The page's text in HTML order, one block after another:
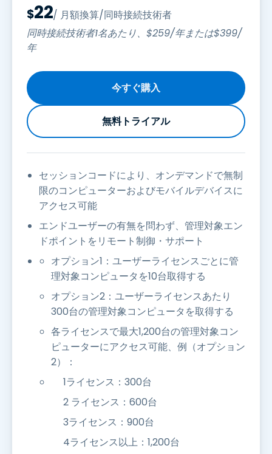
$22/ 月額換算/同時接続技術者
同時接続技術者1名あたり、 $259/年または$399/
年
今すぐ購入
無料トライアル
セッションコードにより、オンデマンドで無制
限のコンピューターおよびモバイルデバイスに
アクセス可能
エンドユーザーの有無を問わず、管理対象エン
ドポイントをリモート制御・サポート
オプション1：ユーザーライセンスごとに管
理対象コンピュータを10台取得する
オプション2：ユーザーライセンスあたり
300台の管理対象コンピュータを取得する
各ライセンスで最大1,200台の管理対象コン
ピューターにアクセス可能、例（オプション
2）：
1ライセンス：300台
2 ライセンス：600台
3ライセンス：900台
4ライセンス以上：1,200台